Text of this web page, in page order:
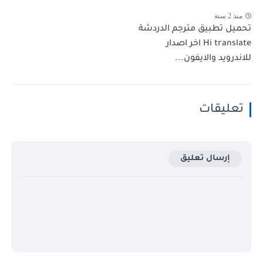
منذ 2 سنة
تحميل تطبيق مترجم الدردشة
Hi translate اخر اصدار
للاندرويد والايفون...
تعليقات
إرسال تعليق